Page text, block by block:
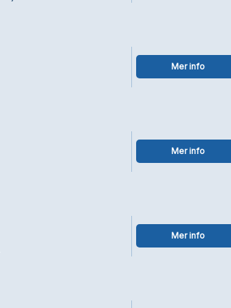
Mer info
Mer info
Mer info